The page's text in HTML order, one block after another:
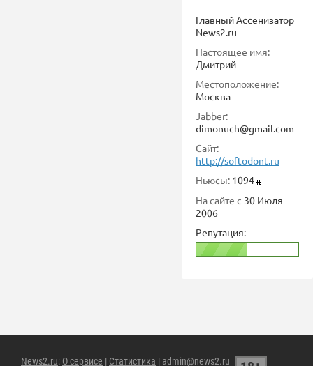
Главный Ассенизатор
News2.ru
Настоящее имя:
Дмитрий
Местоположение:
Москва
Jabber:
dimonuch@gmail.com
Сайт:
http://softodont.ru
Ньюсы: 1094
На сайте с 30 Июля
2006
Репутация:
News2.ru: О сервисе | Статистика | admin@news2.ru